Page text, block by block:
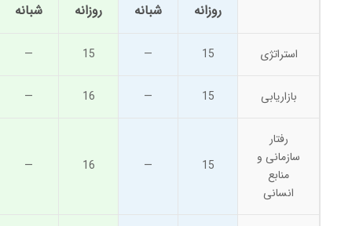
روزانه شبانه روزانه شبانه
استراتژی 15
—
15
—
بازاریابی 15
—
16
—
رفتار
سازمانی و
منابع
انسانی
15
—
16
—